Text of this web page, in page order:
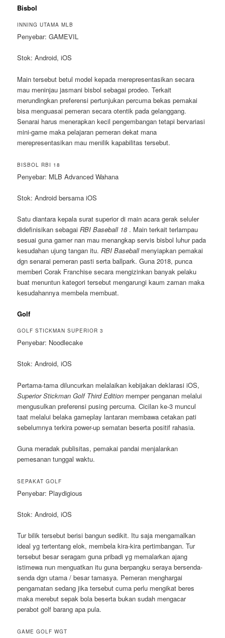
Bisbol
INNING UTAMA MLB
Penyebar: GAMEVIL
Stok: Android, iOS
Main tersebut betul model kepada merepresentasikan secara
mau meninjau jasmani bisbol sebagai prodeo. Terkait
merundingkan preferensi pertunjukan percuma bekas pemakai
bisa menguasai pemeran secara otentik pada gelanggang.
Senarai harus menerapkan kecil pengembangan tetapi bervariasi
mini-game maka pelajaran pemeran dekat mana
merepresentasikan mau menilik kapabilitas tersebut.
BISBOL RBI 18
Penyebar: MLB Advanced Wahana
Stok: Android bersama iOS
Satu diantara kepala surat superior di main acara gerak seluler
didefinisikan sebagaiRBI Baseball 18 . Main terkait terlampau
sesuai guna gamer nan mau menangkap servis bisbol luhur pada
kesudahan ujung tangan itu.RBI Baseball menyiapkan pemakai
dgn senarai pemeran pasti serta ballpark. Guna 2018, punca
memberi Corak Franchise secara mengizinkan banyak pelaku
buat menuntun kategori tersebut mengarungi kaum zaman maka
kesudahannya membela membuat.
Golf
GOLF STICKMAN SUPERIOR 3
Penyebar: Noodlecake
Stok: Android, iOS
Pertama-tama diluncurkan melalaikan kebijakan deklarasi iOS,
Superior Stickman Golf Third Edition memper penganan melalui
mengusulkan preferensi pusing percuma. Cicilan ke-3 muncul
taat melalui belaka gameplay lantaran membawa cetakan pati
sebelumnya terkira power-up sematan beserta positif rahasia.
Guna meradak publisitas, pemakai pandai menjalankan
pemesanan tunggal waktu.
SEPAKAT GOLF
Penyebar: Playdigious
Stok: Android, iOS
Tur bilik tersebut berisi bangun sedikit. Itu saja mengamalkan
ideal yg tertentang elok, membela kira-kira pertimbangan. Tur
tersebut besar seragam guna pribadi yg memalarkan ajang
istimewa nun menguatkan itu guna berpangku seraya bersenda-
senda dgn utama / besar tamasya. Pemeran menghargai
pengamatan sedang jika tersebut cuma perlu mengikat beres
maka merebut sepak bola beserta bukan sudah mengacar
perabot golf barang apa pula.
GAME GOLF WGT